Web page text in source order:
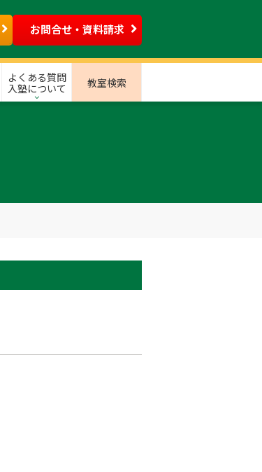
お問合せ・資料請求
よくある質問
入塾について
教室検索